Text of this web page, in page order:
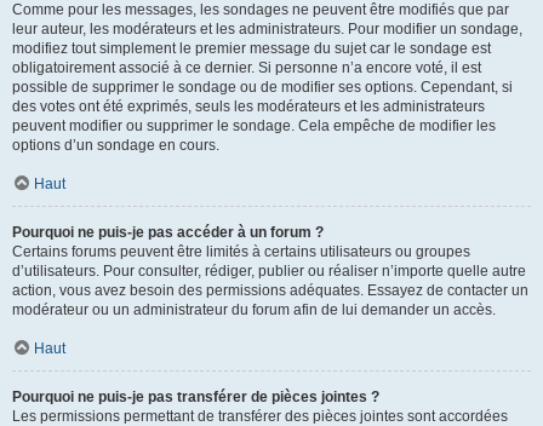
Comme pour les messages, les sondages ne peuvent être modifiés que par
leur auteur, les modérateurs et les administrateurs. Pour modifier un sondage,
modifiez tout simplement le premier message du sujet car le sondage est
obligatoirement associé à ce dernier. Si personne n’a encore voté, il est
possible de supprimer le sondage ou de modifier ses options. Cependant, si
des votes ont été exprimés, seuls les modérateurs et les administrateurs
peuvent modifier ou supprimer le sondage. Cela empêche de modifier les
options d’un sondage en cours.
Haut
Pourquoi ne puis-je pas accéder à un forum ?
Certains forums peuvent être limités à certains utilisateurs ou groupes
d’utilisateurs. Pour consulter, rédiger, publier ou réaliser n’importe quelle autre
action, vous avez besoin des permissions adéquates. Essayez de contacter un
modérateur ou un administrateur du forum afin de lui demander un accès.
Haut
Pourquoi ne puis-je pas transférer de pièces jointes ?
Les permissions permettant de transférer des pièces jointes sont accordées